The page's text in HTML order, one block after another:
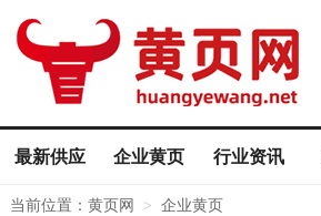
最新供应 企业黄页 行业资讯
当前位置： 黄页网 > 企业黄页